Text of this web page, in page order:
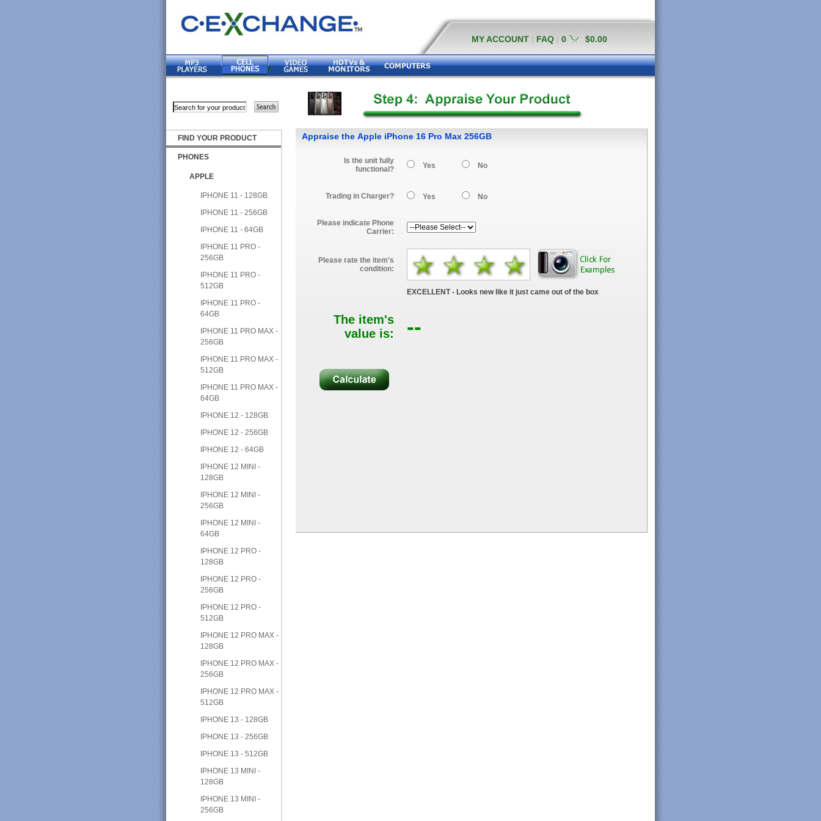
MY ACCOUNT FAQ 0 $0.00
FIND YOUR PRODUCT
PHONES
APPLE
IPHONE 11 - 128GB
IPHONE 11 - 256GB
IPHONE 11 - 64GB
IPHONE 11 PRO -
256GB
IPHONE 11 PRO -
512GB
IPHONE 11 PRO -
64GB
IPHONE 11 PRO MAX -
256GB
IPHONE 11 PRO MAX -
512GB
IPHONE 11 PRO MAX -
64GB
IPHONE 12 - 128GB
IPHONE 12 - 256GB
IPHONE 12 - 64GB
IPHONE 12 MINI -
128GB
IPHONE 12 MINI -
256GB
IPHONE 12 MINI -
64GB
IPHONE 12 PRO -
128GB
IPHONE 12 PRO -
256GB
IPHONE 12 PRO -
512GB
IPHONE 12 PRO MAX -
128GB
IPHONE 12 PRO MAX -
256GB
IPHONE 12 PRO MAX -
512GB
IPHONE 13 - 128GB
IPHONE 13 - 256GB
IPHONE 13 - 512GB
IPHONE 13 MINI -
128GB
IPHONE 13 MINI -
256GB
Appraise the Apple iPhone 16 Pro Max 256GB
Is the unit fully
functional?
Yes No
Trading in Charger? Yes No
Please indicate Phone
Carrier:
Please rate the item's
condition:
EXCELLENT - Looks new like it just came out of the box
The item's
value is:
--